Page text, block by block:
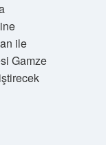
ile
Gamze